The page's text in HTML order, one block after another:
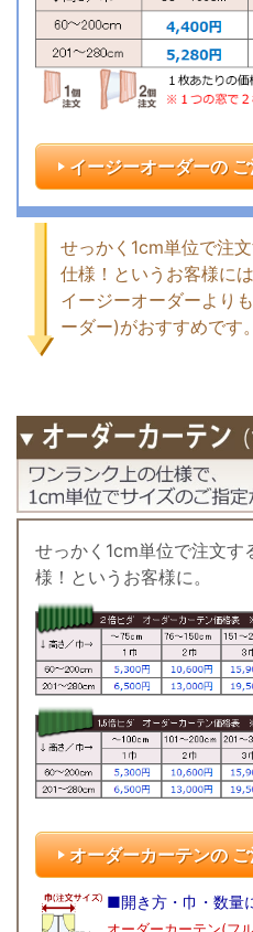
イージーオーダーの
せっかく1cm単位で注
仕様！というお客様には
イージーオーダーより
ーダー)がおすすめです。
せっかく1cm単位で注文す
様！というお客様に。
オーダーカーテンの
■開き方・巾・数量